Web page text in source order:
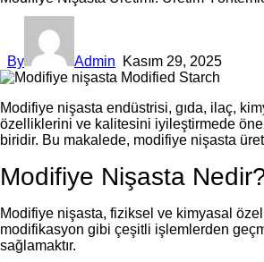
By Admin Kasım 29, 2025
Modifiye nişasta endüstrisi, gıda, ilaç,
özelliklerini ve kalitesini iyileştirmede
biridir. Bu makalede, modifiye nişasta
Modifiye Nişasta
Modifiye nişasta, fiziksel ve kimyasal
modifikasyon gibi çeşitli işlemlerden
sağlamaktır.